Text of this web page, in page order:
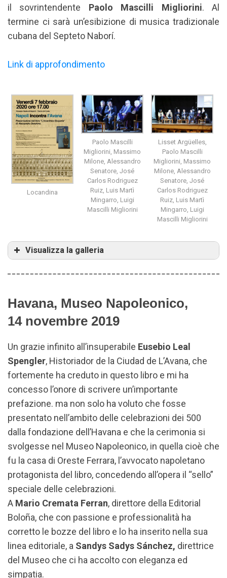
il sovrintendente Paolo Mascilli Migliorini. Al
termine ci sarà un’esibizione di musica tradizionale
cubana del Septeto Naborí.
Link di approfondimento
Locandina
Paolo Mascilli
Migliorini, Massimo
Milone, Alessandro
Senatore, José
Carlos Rodriguez
Ruiz, Luis Martì
Mingarro, Luigi
Mascilli Migliorini
Lisset Argüelles,
Paolo Mascilli
Migliorini, Massimo
Milone, Alessandro
Senatore, José
Carlos Rodriguez
Ruiz, Luis Martì
Mingarro, Luigi
Mascilli Migliorini
Visualizza la galleria
Migliorini, Massimo
Senatore, José
Carlos Rodriguez
Ruiz, Luis Martì
Mingarro
José Carlos
Rodriguez Ruiz con
Senatore
Senatore, Luigi de
Magistris Sindaco
di Napoli, Luis Martì
Mingarro, Luigi
Mascilli Migliorini
Alessandro
Senatore
Platea al Teatrino di
Corte del palazzo
Reale di Napoli
Massimo Milone,
Alessandro
Senatore, José
Mingarro, Luigi
Mascilli Migliorini
Havana, Museo Napoleonico,
14 novembre 2019
Un grazie infinito all’insuperabile Eusebio Leal
Spengler, Historiador de la Ciudad de L’Avana, che
fortemente ha creduto in questo libro e mi ha
concesso l’onore di scrivere un’importante
prefazione. ma non solo ha voluto che fosse
presentato nell’ambito delle celebrazioni dei 500
dalla fondazione dell’Havana e che la cerimonia si
svolgesse nel Museo Napoleonico, in quella cioè che
fu la casa di Oreste Ferrara, l’avvocato napoletano
protagonista del libro, concedendo all’opera il “sello”
speciale delle celebrazioni.
A Mario Cremata Ferran, direttore della Editorial
Boloña, che con passione e professionalità ha
corretto le bozze del libro e lo ha inserito nella sua
linea editoriale, a Sandys Sadys Sánchez, direttrice
del Museo che ci ha accolto con eleganza ed
simpatia.